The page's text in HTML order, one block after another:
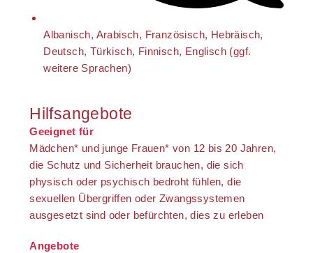
Albanisch, Arabisch, Französisch, Hebräisch,
Deutsch, Türkisch, Finnisch, Englisch (ggf.
weitere Sprachen)
Hilfsangebote
Geeignet für
Mädchen* und junge Frauen* von 12 bis 20 Jahren,
die Schutz und Sicherheit brauchen, die sich
physisch oder psychisch bedroht fühlen, die
sexuellen Übergriffen oder Zwangssystemen
ausgesetzt sind oder befürchten, dies zu erleben
Angebote